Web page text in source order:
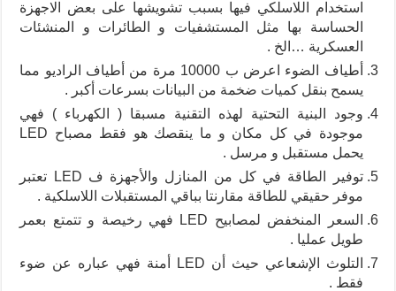
استخدام اللاسلكي فيها بسبب تشويشها على بعض الاجهزة
الحساسة بها مثل المستشفيات و الطائرات و المنشئات
العسكرية …الخ .
أطياف الضوء اعرض ب 10000 مرة من أطياف الراديو مما
يسمح بنقل كميات ضخمة من البيانات بسرعات أكبر .
وجود البنية التحتية لهذه التقنية مسبقا ( الكهرباء ) فهي
موجودة في كل مكان و ما ينقصك هو فقط مصباح LED
يحمل مستقبل و مرسل .
توفير الطاقة في كل من المنازل والأجهزة ف LED تعتبر
موفر حقيقي للطاقة مقارنتا بباقي المستقبلات اللاسلكية .
السعر المنخفض لمصابيح LED فهي رخيصة و تتمتع بعمر
طويل عمليا .
التلوث الإشعاعي حيث أن LED أمنة فهي عباره عن ضوء
فقط .